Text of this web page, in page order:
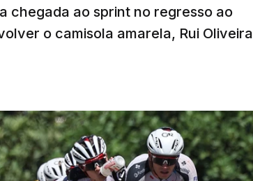
chegada ao sprint no regresso ao
o camisola amarela, Rui Oliveira